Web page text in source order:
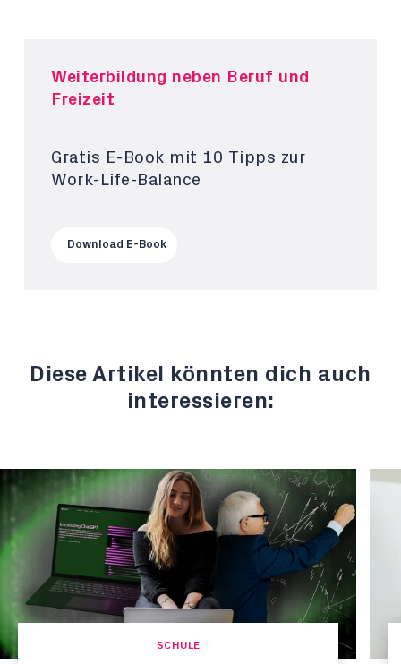
Weiterbildung neben Beruf und
Freizeit
Gratis E-Book mit 10 Tipps zur
Work-Life-Balance
Download E-Book
Diese Artikel könnten dich auch
interessieren:
SCHULE